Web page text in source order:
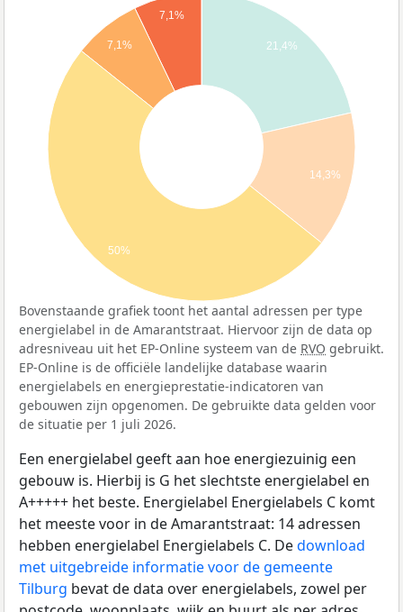
21,4%
14,3%
7,1%
7,1%
50%
Bovenstaande grafiek toont het aantal adressen per type
energielabel in de Amarantstraat. Hiervoor zijn de data op
adresniveau uit het EP-Online systeem van de RVO gebruikt.
EP-Online is de officiële landelijke database waarin
energielabels en energieprestatie-indicatoren van
gebouwen zijn opgenomen. De gebruikte data gelden voor
de situatie per 1 juli 2026.
Een energielabel geeft aan hoe energiezuinig een
gebouw is. Hierbij is G het slechtste energielabel en
A+++++ het beste. Energielabel Energielabels C komt
het meeste voor in de Amarantstraat: 14 adressen
hebben energielabel Energielabels C. Dedownload
met uitgebreide informatie voor de gemeente
Tilburg bevat de data over energielabels, zowel per